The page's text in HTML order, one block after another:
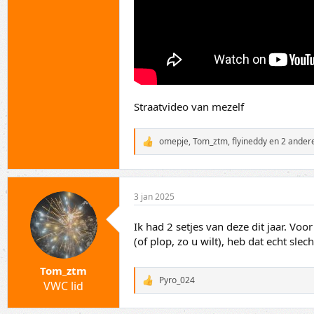
Straatvideo van mezelf
W
a
a
r
d
e
i
n
g
n
:
omepje,Tom_ztm,flyineddyen 2
Tom_ztm
VWC lid
3 jan 2025
Ik had 2 setjes van deze dit jaar.
(of plop, zo u wilt), heb dat echt
W
a
a
Pyro_024